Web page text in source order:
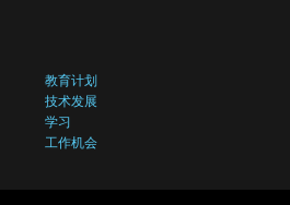
教育计划
技术发展
学习
工作机会